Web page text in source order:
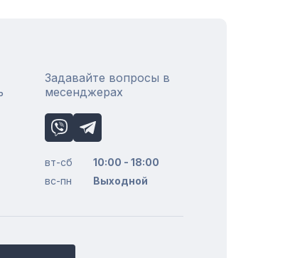
Задавайте вопросы в
месенджерах
вт-сб
10:00 - 18:00
вс-пн
Выходной